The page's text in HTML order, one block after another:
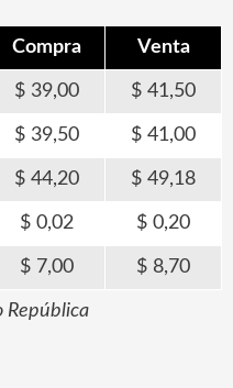
Compra Venta
39,00 41,50
39,50 41,00
44,20 49,18
0,02 0,20
7,00 8,70
República